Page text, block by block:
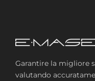
Garantire la migliore
valutando